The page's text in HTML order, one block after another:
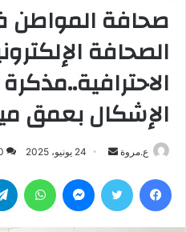
صحافة
الصحافة
الإشكال بعمق
ع.مروة
أرسل
إلكترونيا
24 يونيو، 2025
فيسبوك تويتر ماسنجر